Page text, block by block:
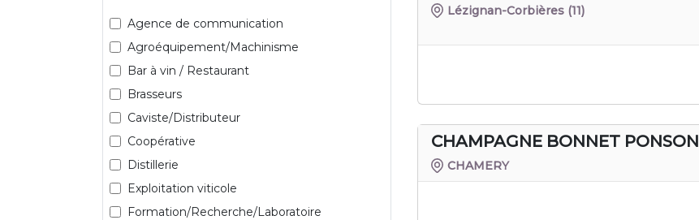
Agence de communication
Agroéquipement/Machinisme
Bar à vin / Restaurant
Brasseurs
Caviste/Distributeur
Coopérative
Distillerie
Exploitation viticole
Formation/Recherche/Laboratoire
Lézignan-Corbières (11)
CHAMPAGNE BONNET PONSON
CHAMERY